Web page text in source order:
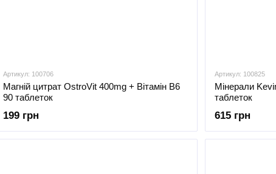
Артикул: 100706
Магній цитрат OstroVit 400mg + Вітамін B6
90 таблеток
199 грн
Артикул: 100825
Мінерали
таблеток
615 грн